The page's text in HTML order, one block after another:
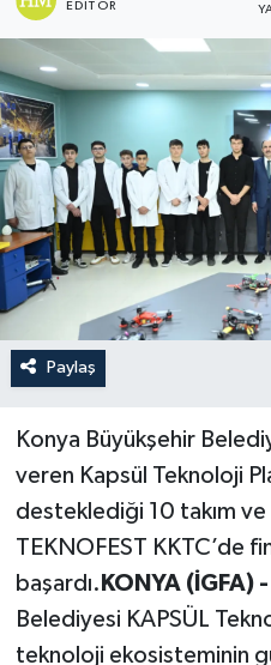
EDITÖR
Paylaş
Konya Büyükşehir
veren Kapsül Teknoloji
desteklediği 10 takım ve
TEKNOFEST KKTC’de
başardı. KONYA (İGFA) -
Belediyesi KAPSÜL
teknoloji ekosisteminin